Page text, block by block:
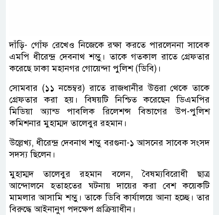
দাঁড়ি- গোঁফ রেখেও নিজেকে রক্ষা করতে পারলেননা সাবেক
এমপি ধীরেন্দ্র দেবনাথ শম্ভু। তাকে গতকাল রাতে গ্রেফতার
করেছে ঢাকা মহানগর গোয়েন্দা পুলিশ (ডিবি)।
সোমবার (১১ নভেম্বর) রাতে রাজধানীর উত্তরা থেকে তাকে
গ্রেফতার করা হয়। বিষয়টি নিশ্চিত করেছেন ডিএমপির
মিডিয়া অ্যান্ড পাবলিক রিলেশন্স বিভাগের উপ-পুলিশ
কমিশনার মুহাম্মদ তালেবুর রহমান।
উল্লেখ্য, ধীরেন্দ্র দেবনাথ শম্ভু বরগুনা-১ আসনের সাবেক সংসদ
সদস্য ছিলেন।
মুহাম্মদ তালেবুর রহমান বলেন, বৈষম্যবিরোধী ছাত্র
আন্দোলনে হতাহতের ঘটনায় দায়ের করা বেশ কয়েকটি
মামলার আসামি শম্ভু। তাকে ডিবি কার্যালয়ে আনা হচ্ছে। তার
বিরুদ্ধে আইনানুগ পদক্ষেপ প্রক্রিয়াধীন।